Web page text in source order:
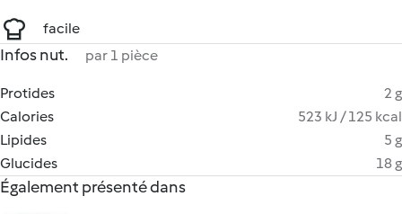
facile
Infos nut. par 1 pièce
Protides
2 g
Calories
523 kJ / 125 kcal
Lipides
5 g
Glucides
18 g
Également présenté dans